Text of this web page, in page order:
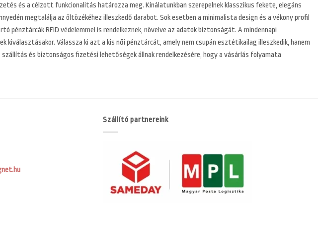
és a célzott funkcionalitás határozza meg. Kínálatunkban szerepelnek klasszikus fekete, elegáns
megtalálja az öltözékéhez illeszkedő darabot. Sok esetben a minimalista design és a vékony profil
RFID védelemmel is rendelkeznek, növelve az adatok biztonságát. A mindennapi
Válassza ki azt a kis női pénztárcát, amely nem csupán esztétikailag illeszkedik, hanem
és biztonságos fizetési lehetőségek állnak rendelkezésére, hogy a vásárlás folyamata
Szállító partnereink